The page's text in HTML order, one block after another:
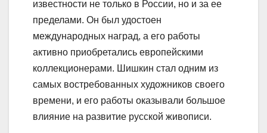
известности не только в России, но и за ее
пределами. Он был удостоен
международных наград, а его работы
активно приобретались европейскими
коллекционерами. Шишкин стал одним из
самых востребованных художников своего
времени, и его работы оказывали большое
влияние на развитие русской живописи.